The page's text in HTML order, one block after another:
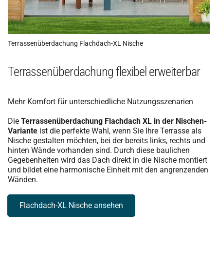
Terrassenüberdachung Flachdach-XL Nische
Terrassenüberdachung flexibel erweiterbar
Mehr Komfort für unterschiedliche Nutzungsszenarien
Die Terrassenüberdachung Flachdach XL in der Nischen-
Variante ist die perfekte Wahl, wenn Sie Ihre Terrasse als
Nische gestalten möchten, bei der bereits links, rechts und
hinten Wände vorhanden sind. Durch diese baulichen
Gegebenheiten wird das Dach direkt in die Nische montiert
und bildet eine harmonische Einheit mit den angrenzenden
Wänden.
Flachdach-XL Nische ansehen